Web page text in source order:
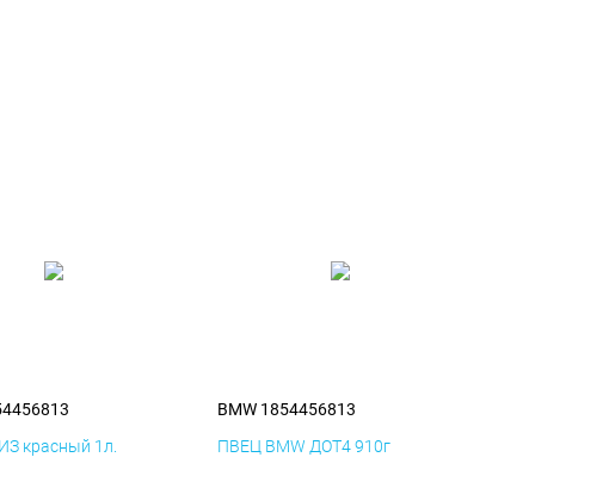
красный 1л.
BMW 1854456813
ПВЕЦ BMW ДОТ4 910г